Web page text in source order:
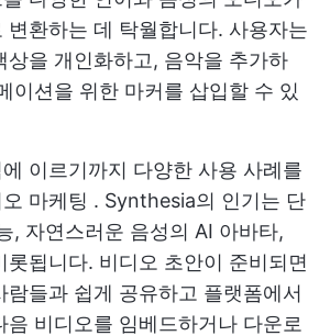
변환하는 데 탁월합니다. 사용자는
상을 개인화하고, 음악을 추가하
이션을 위한 마커를 삽입할 수 있
이르기까지 다양한 사용 사례를
마케팅 . Synthesia의 인기는 단
, 자연스러운 음성의 AI 아바타,
롯됩니다. 비디오 초안이 준비되면
람들과 쉽게 공유하고 플랫폼에서
음 비디오를 임베드하거나 다운로